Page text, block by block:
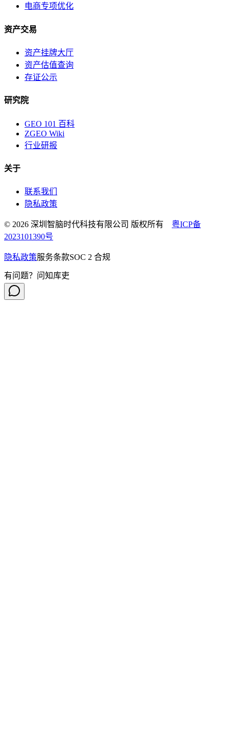
电商专项优化
资产交易
资产挂牌大厅
资产估值查询
存证公示
研究院
GEO 101 百科
ZGEO Wiki
行业研报
关于
联系我们
隐私政策
© 2026 深圳智脑时代科技有限公司 版权所有 粤ICP备
2023101390号
隐私政策服务条款SOC 2 合规
有问题？问知库吏